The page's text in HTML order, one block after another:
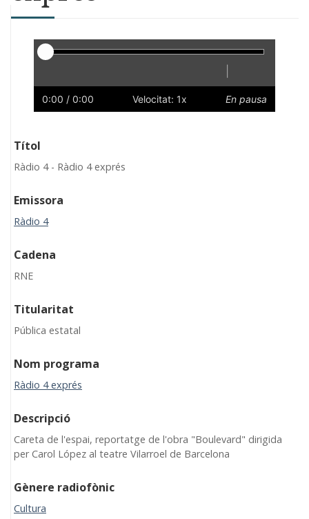
Reproductor
Lent
0:00 / 0:00 Velocitat: 1x En pausa
Títol
Ràdio 4 - Ràdio 4 exprés
Emissora
Ràdio 4
Cadena
RNE
Titularitat
Pública estatal
Nom programa
Ràdio 4 exprés
Descripció
Careta de l'espai, reportatge de l'obra "Boulevard" dirigida
per Carol López al teatre Vilarroel de Barcelona
Gènere radiofònic
Cultura